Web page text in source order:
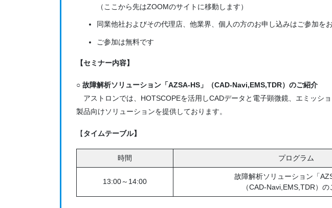
（ここから先はZOOMのサイトに移動します）
同業他社およびその代理店、他業界、個人の方のお申し込みはご参加を
ご参加は無料です
【セミナー内容】
○ 故障解析ソリューション「AZSA-HS」（CAD-Navi,EMS,TDR）のご紹介
アストロンでは、HOTSCOPEを活用しCADデータと電子顕微鏡、エミッシ
製品向けソリューションを提供しております。
【タイムテーブル】
時間 プログラム
13:00～14:00
故障解析ソリューション「
（CAD-Navi,EMS,TDR）の